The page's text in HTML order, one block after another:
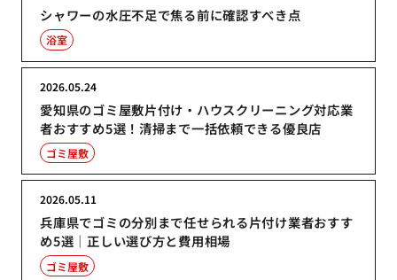
シャワーの水圧不足で焦る前に確認すべき点
浴室
愛知県のゴミ屋敷片付け・ハウスクリーニング対応業
者おすすめ5選！清掃まで一括依頼できる優良店
2026.05.24
ゴミ屋敷
兵庫県でゴミの分別まで任せられる片付け業者おすす
め5選｜正しい選び方と費用相場
2026.05.11
ゴミ屋敷